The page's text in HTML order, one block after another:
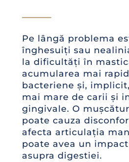
Pe lângă problema
înghesuiți sau
la dificultăți în
acumularea mai
bacteriene și,
mai mare de carii și
gingivale. O
poate cauza
afecta articulația
poate avea un
asupra digestiei.